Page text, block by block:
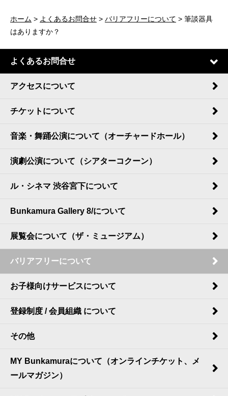
ホーム > よくあるお問合せ > バリアフリーについて > 筆談器具
はありますか？
よくあるお問合せ
アクセスについて
チケットについて
音楽・舞踊公演について（オーチャードホール）
演劇公演について（シアターコクーン）
ル・シネマ 渋谷宮下について
Bunkamura Gallery 8/について
展覧会について（ザ・ミュージアム）
バリアフリーについて
お子様向けサービスについて
登録制度 / 会員組織 について
その他
MY Bunkamuraについて（オンラインチケット、メ
ールマガジン）